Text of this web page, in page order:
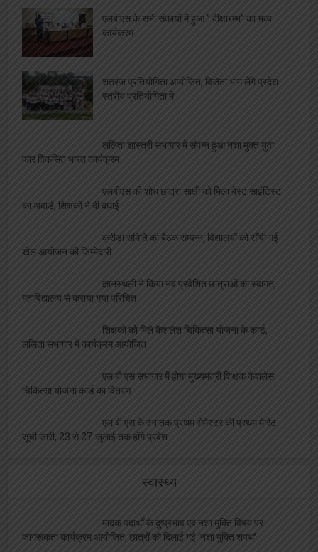
एलबीएस के सभी संकायों में हुआ ” दीक्षारम्भ” का भव्य
कार्यक्रम
शतरंज प्रतियोगिता आयोजित, विजेता भाग लेंगे प्रदेश
स्तरीय प्रतियोगिता में
ललिता शास्त्री सभागार में संपन्न हुआ नशा मुक्त युवा
फार विकसित भारत कार्यक्रम
एलबीएस की शोध छात्रा साक्षी को मिला बेस्ट साइंटिस्ट
का अवार्ड, शिक्षकों ने दी बधाई
क्रीड़ा समिति की बैठक सम्पन्न, विद्यालयों को सौंपी गई
खेल आयोजन की जिम्मेदारी
ज्ञानस्थली ने किया नव प्रवेशित छात्राओं का स्वागत,
महाविद्यालय से कराया गया परिचित
शिक्षकों को मिले कैशलेश चिकित्सा योजना के कार्ड,
ललिता सभागार में कार्यक्रम आयोजित
एल बी एस सभागार में होगा मुख्यमंत्री शिक्षक कैशलेस
चिकित्सा योजना कार्ड का वितरण
एल बी एस के स्नातक प्रथम सेमेस्टर की प्रथम मेरिट
सूची जारी, 23 से 27 जुलाई तक होंगे प्रवेश
स्वास्थ्य
मादक पदार्थों के दुष्प्रभाव एवं नशा मुक्ति विषय पर
जागरूकता कार्यक्रम आयोजित, छात्रों को दिलाई गई ‘नशा मुक्ति शपथ’